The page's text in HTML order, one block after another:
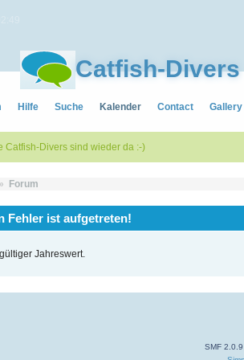
Catfish-Divers
Hilfe Suche Kalender Contact Gallery
Catfish-Divers sind wieder da :-)
» Forum
Fehler ist aufgetreten!
Jahreswert.
SMF 2.0.9